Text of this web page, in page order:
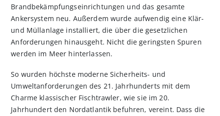
Brandbekämpfungseinrichtungen und das gesamte
Ankersystem neu. Außerdem wurde aufwendig eine Klär-
und Müllanlage installiert, die über die gesetzlichen
Anforderungen hinausgeht. Nicht die geringsten Spuren
werden im Meer hinterlassen.
So wurden höchste moderne Sicherheits- und
Umweltanforderungen des 21. Jahrhunderts mit dem
Charme klassischer Fischtrawler, wie sie im 20.
Jahrhundert den Nordatlantik befuhren, vereint. Dass die